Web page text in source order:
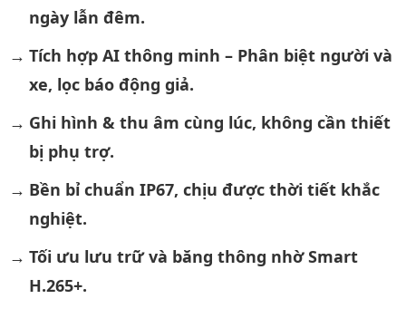
ngày lẫn đêm.
Tích hợp AI thông minh – Phân biệt người và
xe, lọc báo động giả.
Ghi hình & thu âm cùng lúc, không cần thiết
bị phụ trợ.
Bền bỉ chuẩn IP67, chịu được thời tiết khắc
nghiệt.
Tối ưu lưu trữ và băng thông nhờ Smart
H.265+.